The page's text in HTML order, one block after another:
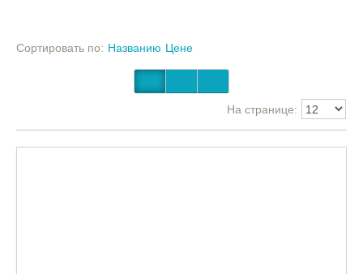
Сортировать по: Названию Цене
На странице: